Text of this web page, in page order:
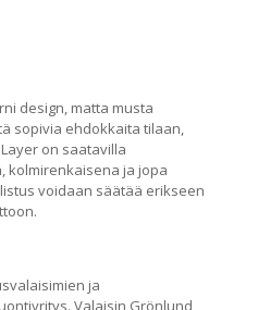
design, matta musta
sopivia ehdokkaita tilaan,
on saatavilla
kolmirenkaisena ja jopa
voidaan säätää erikseen
ja
Valaisin Grönlund